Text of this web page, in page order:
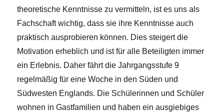
theoretische Kenntnisse zu vermitteln, ist es uns als
Fachschaft wichtig, dass sie ihre Kenntnisse auch
praktisch ausprobieren können. Dies steigert die
Motivation erheblich und ist für alle Beteiligten immer
ein Erlebnis. Daher fährt die Jahrgangsstufe 9
regelmäßig für eine Woche in den Süden und
Südwesten Englands. Die Schülerinnen und Schüler
wohnen in Gastfamilien und haben ein ausgiebiges